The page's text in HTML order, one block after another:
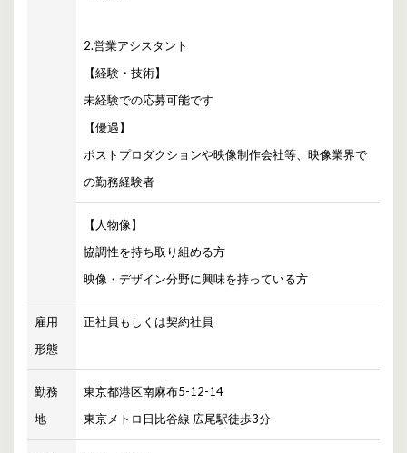
2.営業アシスタント
【経験・技術】
未経験での応募可能です
【優遇】
ポストプロダクションや映像制作会社等、映像業界で
の勤務経験者
【人物像】
協調性を持ち取り組める方
映像・デザイン分野に興味を持っている方
雇用
形態
正社員もしくは契約社員
勤務
地
東京都港区南麻布5-12-14
東京メトロ日比谷線 広尾駅徒歩3分